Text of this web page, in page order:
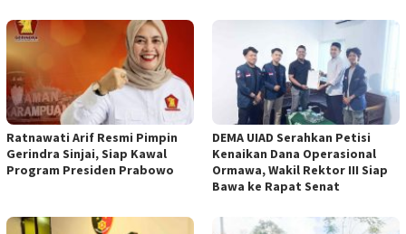
Ratnawati Arif Resmi Pimpin
Gerindra Sinjai, Siap Kawal
Program Presiden Prabowo
DEMA UIAD Serahkan Petisi
Kenaikan Dana Operasional
Ormawa, Wakil Rektor III Siap
Bawa ke Rapat Senat